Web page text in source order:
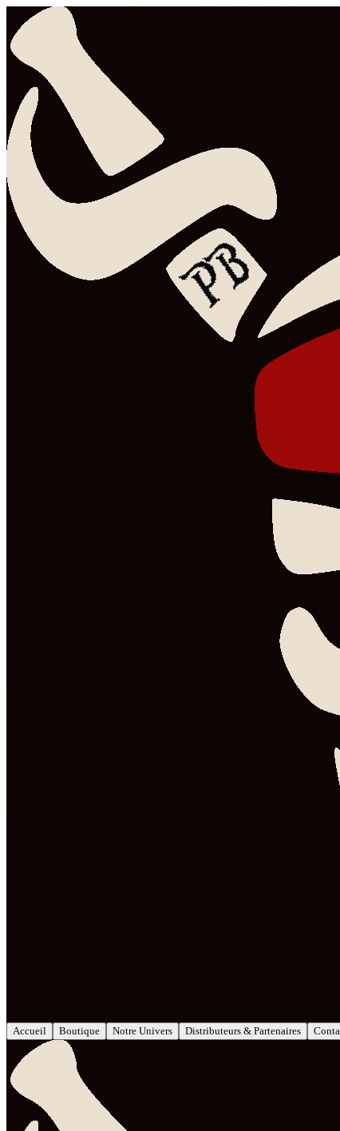
Accueil Boutique Notre Univers Distributeurs & Partenaires